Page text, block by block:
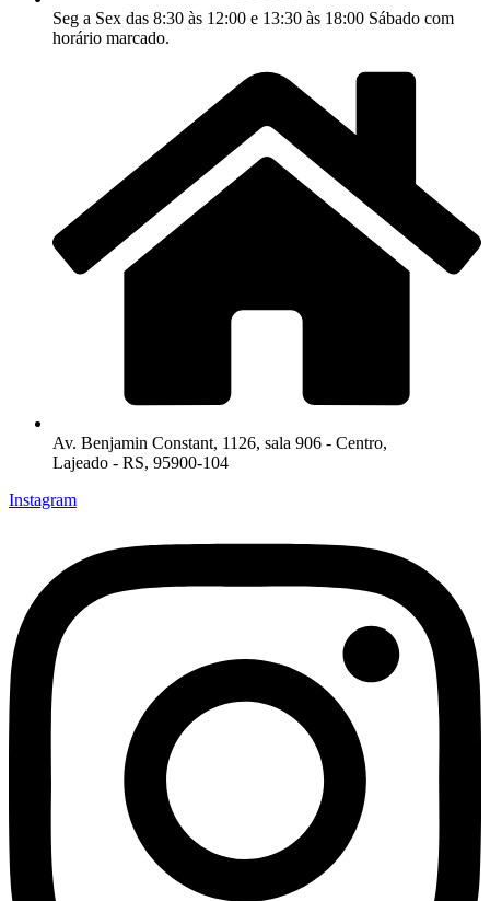
Seg a Sex das 8:30 às 12:00 e 13:30 às 18:00 Sábado com
horário marcado.
Av. Benjamin Constant, 1126, sala 906 - Centro,
Lajeado - RS, 95900-104
Instagram